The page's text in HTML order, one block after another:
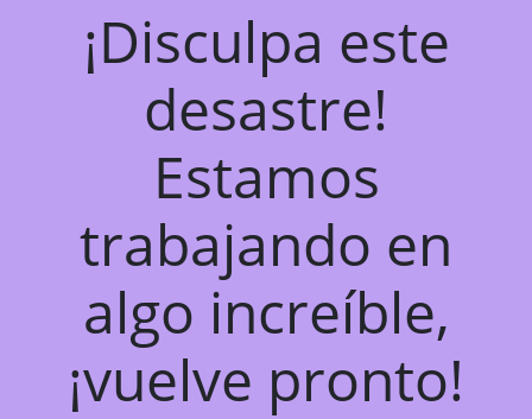
¡Disculpa este
desastre!
Estamos
trabajando en
algo increíble,
¡vuelve pronto!